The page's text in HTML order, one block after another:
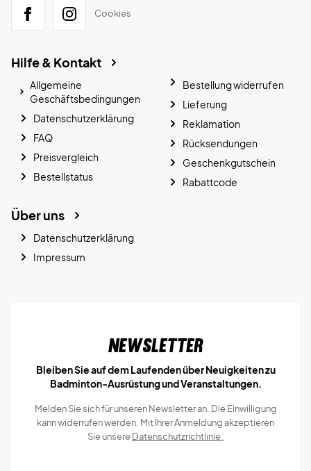
Cookies
Hilfe & Kontakt
Allgemeine
Geschäftsbedingungen
Datenschutzerklärung
FAQ
Preisvergleich
Bestellstatus
Bestellung widerrufen
Lieferung
Reklamation
Rücksendungen
Geschenkgutschein
Rabattcode
Über uns
Datenschutzerklärung
Impressum
Newsletter
Bleiben Sie auf dem Laufenden über Neuigkeiten zu
Badminton-Ausrüstung und Veranstaltungen.
Melden Sie sich für unseren Newsletter an. Die Einwilligung
kann widerrufen werden. Mit Ihrer Anmeldung akzeptieren
Sie unsereDatenschutzrichtlinie.